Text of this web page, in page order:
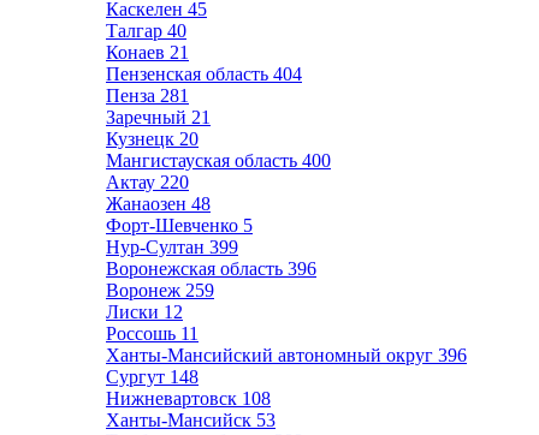
Каскелен 45
Талгар 40
Конаев 21
Пензенская область 404
Пенза 281
Заречный 21
Кузнецк 20
Мангистауская область 400
Актау 220
Жанаозен 48
Форт-Шевченко 5
Нур-Султан 399
Воронежская область 396
Воронеж 259
Лиски 12
Россошь 11
Ханты-Мансийский автономный округ 396
Сургут 148
Нижневартовск 108
Ханты-Мансийск 53